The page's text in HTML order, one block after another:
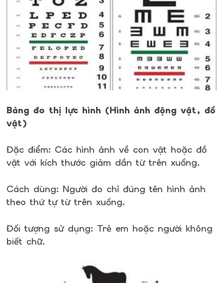
Bảng đo thị lực hình (Hình ảnh động vật, đồ
vật)
Đặc điểm: Các hình ảnh về con vật hoặc đồ
vật với kích thước giảm dần từ trên xuống.
Cách dùng: Người đo chỉ đúng tên hình ảnh
theo thứ tự từ trên xuống.
Đối tượng sử dụng: Trẻ em hoặc người không
biết chữ.